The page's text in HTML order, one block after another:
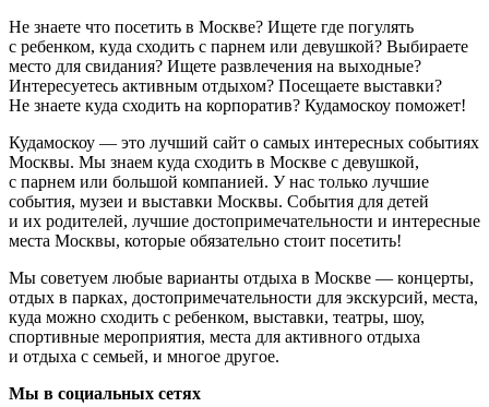
Не знаете что посетить в Москве? Ищете где погулять
с ребенком, куда сходить с парнем или девушкой? Выбираете
место для свидания? Ищете развлечения на выходные?
Интересуетесь активным отдыхом? Посещаете выставки?
Не знаете куда сходить на корпоратив? Кудамоскоу поможет!
Кудамоскоу — это лучший сайт о самых интересных событиях
Москвы. Мы знаем куда сходить в Москве с девушкой,
с парнем или большой компанией. У нас только лучшие
события, музеи и выставки Москвы. События для детей
и их родителей, лучшие достопримечательности и интересные
места Москвы, которые обязательно стоит посетить!
Мы советуем любые варианты отдыха в Москве — концерты,
отдых в парках, достопримечательности для экскурсий, места,
куда можно сходить с ребенком, выставки, театры, шоу,
спортивные мероприятия, места для активного отдыха
и отдыха с семьей, и многое другое.
Мы в социальных сетях